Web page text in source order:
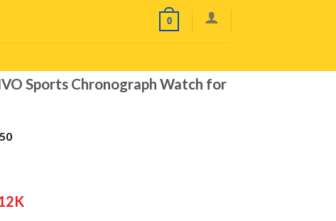
0
Sports Chronograph Watch for